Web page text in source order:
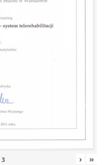
3 › »